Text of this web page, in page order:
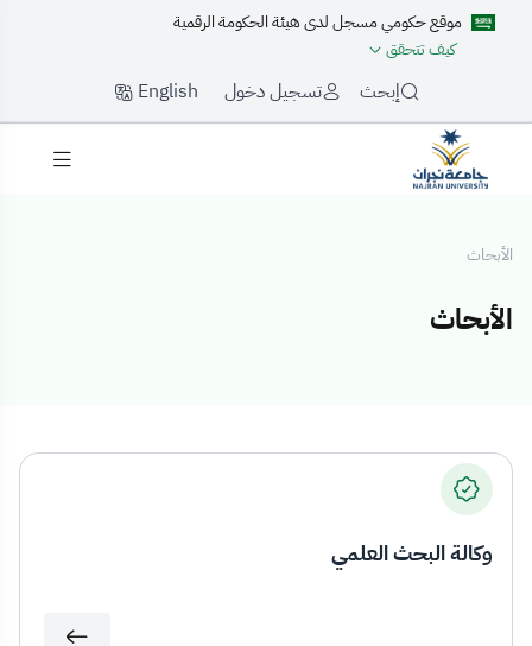
موقع حكومي مسجل لدى هيئة الحكومة الرقمية
كيف تتحقق
إبحث تسجيل دخول English
الأبحاث
الأبحاث
الأبحاث
وكالة البحث العلمي